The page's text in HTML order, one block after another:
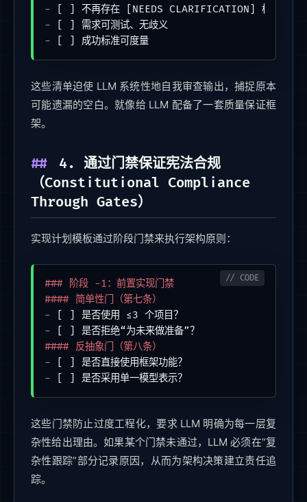
-
-
- [ ] 成功标准可度量
这些清单迫使 LLM 系统性地自我审查输出，捕捉原本
可能遗漏的空白。就像给 LLM 配备了一套质量保证框
架。
4. 通过门禁保证宪法合规
（Constitutional Compliance
Through Gates）
实现计划模板通过阶段门禁来执行架构原则：
### 阶段 -1：前置实现门禁
#### 简单性门（第七条）
-
-
#### 反抽象门（第八条）
-
- [ ] 是否采用单一模型表示？
这些门禁防止过度工程化，要求 LLM 明确为每一层复
杂性给出理由。如果某个门禁未通过，LLM 必须在“复
杂性跟踪”部分记录原因，从而为架构决策建立责任追
踪。